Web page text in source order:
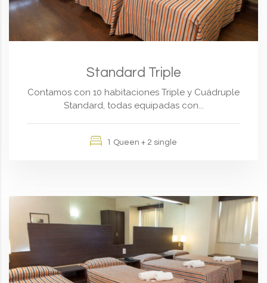
Standard Triple
Contamos con 10 habitaciones Triple y Cuádruple
Standard, todas equipadas con...
1 Queen + 2 single